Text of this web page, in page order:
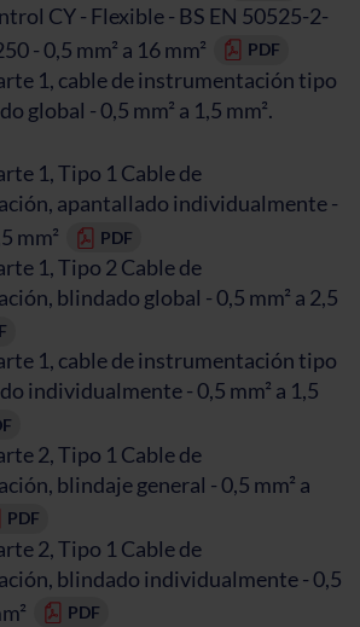
CY - Flexible - BS EN 50525-2-
- 0,5 mm² a 16 mm²
PDF
1, cable de instrumentación tipo
global - 0,5 mm² a 1,5 mm².
1, Tipo 1 Cable de
apantallado individualmente -
mm²
PDF
1, Tipo 2 Cable de
blindado global - 0,5 mm² a 2,5
1, cable de instrumentación tipo
individualmente - 0,5 mm² a 1,5
2, Tipo 1 Cable de
blindaje general - 0,5 mm² a
PDF
2, Tipo 1 Cable de
blindado individualmente - 0,5
PDF